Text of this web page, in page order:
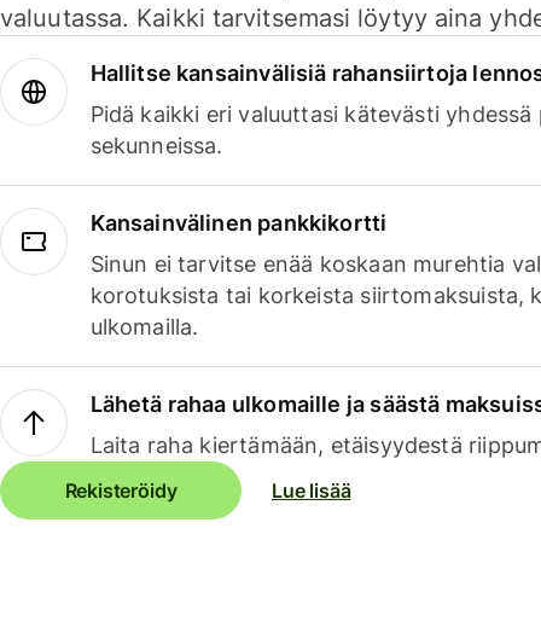
valuutassa. Kaikki tarvitsemasi löytyy aina
Hallitse kansainvälisiä rahansiirtoja
Pidä kaikki eri valuuttasi kätevästi yhdessä
sekunneissa.
Kansainvälinen pankkikortti
Sinun ei tarvitse enää koskaan murehtia
korotuksista tai korkeista siirtomaksuista,
ulkomailla.
Lähetä rahaa ulkomaille ja säästä
Laita raha kiertämään, etäisyydestä
Rekisteröidy Lue lisää